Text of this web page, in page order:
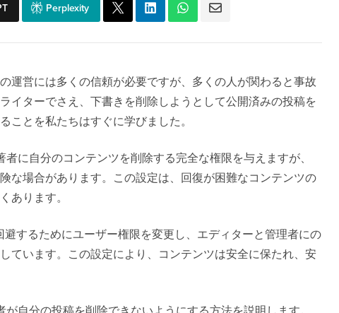
Perplexity
運営には多くの信頼が必要ですが、多くの人が関わると事故
イターでさえ、下書きを削除しようとして公開済みの投稿を
ことを私たちはすぐに学びました。
者に自分のコンテンツを削除する完全な権限を与えますが、
な場合があります。この設定は、回復が困難なコンテンツの
あります。
するためにユーザー権限を変更し、エディターと管理者にの
ています。この設定により、コンテンツは安全に保たれ、安